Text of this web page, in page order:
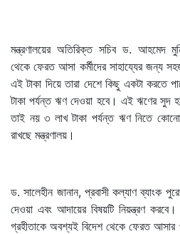
মন্ত্রণালয়ের অতিরিক্ত সচিব ড. আহমেদ
থেকে ফেরত আসা কর্মীদের সাহায্যের জন্য
এই টাকা দিয়ে তারা দেশে কিছু একটা করতে
টাকা পর্যন্ত ঋণ দেওয়া হবে। এই ঋণের সুদ
তাই নয় ৩ লাখ টাকা পর্যন্ত ঋণ নিতে
রাখছে মন্ত্রণালয়।
ড. সালেহীন জানান, প্রবাসী কল্যাণ ব্যাংক
দেওয়া এবং আদায়ের বিষয়টি নিয়ন্ত্রণ
গ্রহীতাকে অবশ্যই বিদেশ থেকে ফেরত আসার